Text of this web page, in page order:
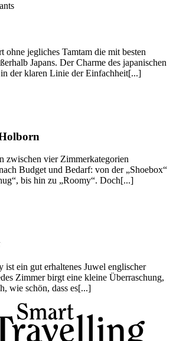
ohne jegliches Tamtam die mit besten
Japans. Der Charme des japanischen
der klaren Linie der Einfachheit[...]
zwischen vier Zimmerkategorien
Budget und Bedarf: von der „Shoebox“
bis hin zu „Roomy“. Doch[...]
ist ein gut erhaltenes Juwel englischer
Zimmer birgt eine kleine Überraschung,
wie schön, dass es[...]